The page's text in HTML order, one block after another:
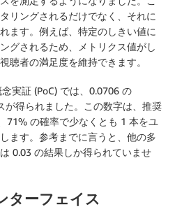
リングされるだけでなく、それに
ます。例えば、特定のしきい値に
グされるため、メトリクス値がし
聴者の満足度を維持できます。
実証 (PoC) では、0.0706 の
が得られました。この数字は、推奨
71% の確率で少なくとも 1 本をユ
ます。参考までに言うと、他の多
0.03 の結果しか得られていませ
ターフェイス